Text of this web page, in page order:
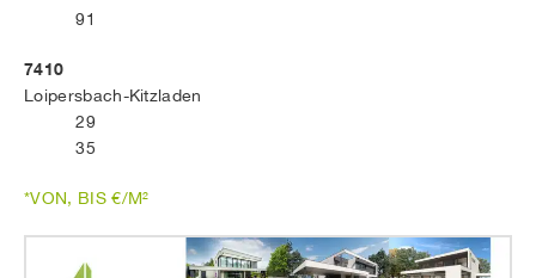
91
7410
Loipersbach-Kitzladen
29
35
*VON, BIS €/M²